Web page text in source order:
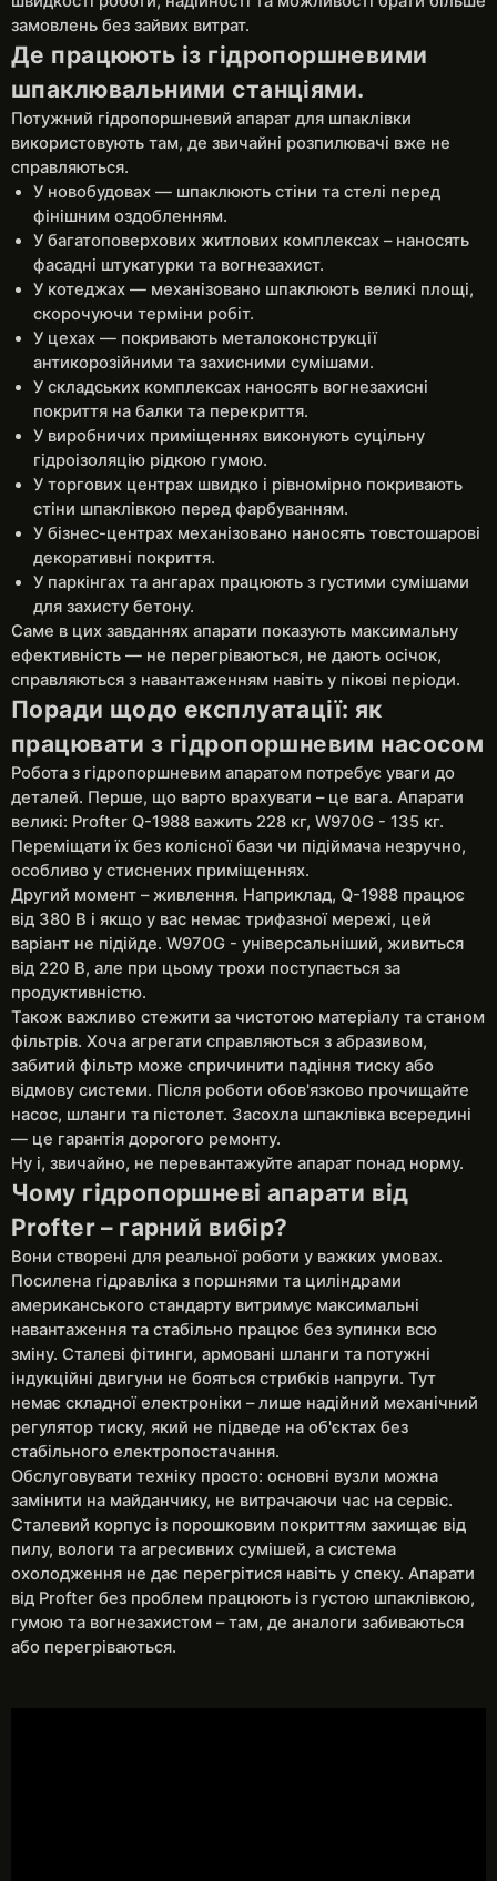
замовлень без зайвих витрат.
Де працюють із гідропоршневими
шпаклювальними станціями.
Потужний гідропоршневий апарат для шпаклівки
використовують там, де звичайні розпилювачі вже не
справляються.
У новобудовах — шпаклюють стіни та стелі перед
фінішним оздобленням.
У багатоповерхових житлових комплексах – наносять
фасадні штукатурки та вогнезахист.
У котеджах — механізовано шпаклюють великі площі,
скорочуючи терміни робіт.
У цехах — покривають металоконструкції
антикорозійними та захисними сумішами.
У складських комплексах наносять вогнезахисні
покриття на балки та перекриття.
У виробничих приміщеннях виконують суцільну
гідроізоляцію рідкою гумою.
У торгових центрах швидко і рівномірно покривають
стіни шпаклівкою перед фарбуванням.
У бізнес-центрах механізовано наносять товстошарові
декоративні покриття.
У паркінгах та ангарах працюють з густими сумішами
для захисту бетону.
Саме в цих завданнях апарати показують максимальну
ефективність — не перегріваються, не дають осічок,
справляються з навантаженням навіть у пікові періоди.
Поради щодо експлуатації: як
працювати з гідропоршневим насосом
Робота з гідропоршневим апаратом потребує уваги до
деталей. Перше, що варто врахувати – це вага. Апарати
великі: Profter Q-1988 важить 228 кг, W970G - 135 кг.
Переміщати їх без колісної бази чи підіймача незручно,
особливо у стиснених приміщеннях.
Другий момент – живлення. Наприклад, Q-1988 працює
від 380 В і якщо у вас немає трифазної мережі, цей
варіант не підійде. W970G - універсальніший, живиться
від 220 В, але при цьому трохи поступається за
продуктивністю.
Також важливо стежити за чистотою матеріалу та станом
фільтрів. Хоча агрегати справляються з абразивом,
забитий фільтр може спричинити падіння тиску або
відмову системи. Після роботи обов'язково прочищайте
насос, шланги та пістолет. Засохла шпаклівка всередині
— це гарантія дорогого ремонту.
Ну і, звичайно, не перевантажуйте апарат понад норму.
Чому гідропоршневі апарати від
Profter – гарний вибір?
Вони створені для реальної роботи у важких умовах.
Посилена гідравліка з поршнями та циліндрами
американського стандарту витримує максимальні
навантаження та стабільно працює без зупинки всю
зміну. Сталеві фітинги, армовані шланги та потужні
індукційні двигуни не бояться стрибків напруги. Тут
немає складної електроніки – лише надійний механічний
регулятор тиску, який не підведе на об'єктах без
стабільного електропостачання.
Обслуговувати техніку просто: основні вузли можна
замінити на майданчику, не витрачаючи час на сервіс.
Сталевий корпус із порошковим покриттям захищає від
пилу, вологи та агресивних сумішей, а система
охолодження не дає перегрітися навіть у спеку. Апарати
від Profter без проблем працюють із густою шпаклівкою,
гумою та вогнезахистом – там, де аналоги забиваються
або перегріваються.